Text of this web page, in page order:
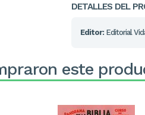
DETALLES DEL
Editor: Editorial
este